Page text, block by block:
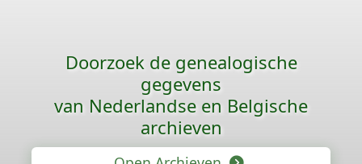
Doorzoek de genealogische
gegevens
van Nederlandse en Belgische
archieven